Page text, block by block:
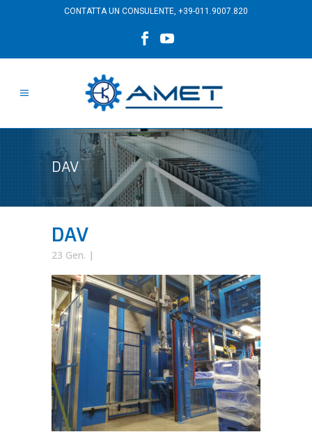
CONTATTA UN CONSULENTE, +39-011.9007.820
DAV
DAV
23 Gen. |